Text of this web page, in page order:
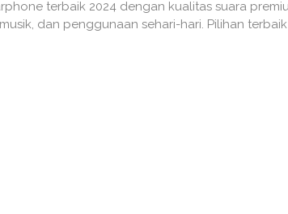
terbaik 2024 dengan kualitas suara
dan penggunaan sehari-hari. Pilihan terbaik